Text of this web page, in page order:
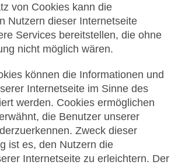
von Cookies kann die
Nutzern dieser Internetseite
Services bereitstellen, die ohne
nicht möglich wären.
können die Informationen und
Internetseite im Sinne des
werden. Cookies ermöglichen
die Benutzer unserer
Zweck dieser
ist es, den Nutzern die
Internetseite zu erleichtern. Der